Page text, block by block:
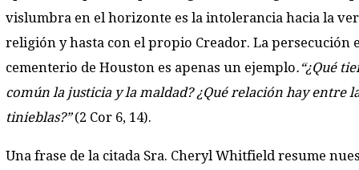
vislumbra en el horizonte es la intolerancia hacia la
religión y hasta con el propio Creador. La persecución
cementerio de Houston es apenas un ejemplo.“¿Qué
común la justicia y la maldad? ¿Qué relación hay entre
tinieblas?”(2 Cor 6, 14).
Una frase de la citada Sra. Cheryl Whitfield resume